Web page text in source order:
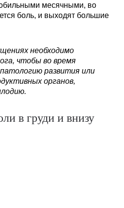
месячными, во
боль, и выходят большие
необходимо
чтобы во время
развития или
органов,
в груди и внизу